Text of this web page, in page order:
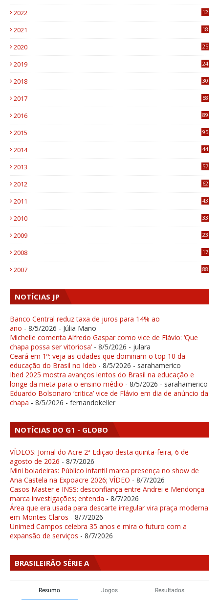
2022
12
2021
18
2020
25
2019
24
2018
30
2017
58
2016
89
2015
95
2014
44
2013
57
2012
62
2011
43
2010
33
2009
23
2008
17
2007 88
NOTÍCIAS JP
Banco Central reduz taxa de juros para 14% ao
ano - 8/5/2026 - Júlia Mano
Michelle comenta Alfredo Gaspar como vice de Flávio: ‘Que
chapa possa ser vitoriosa’ - 8/5/2026 - julara
Ceará em 1º: veja as cidades que dominam o top 10 da
educação do Brasil no Ideb - 8/5/2026 - sarahamerico
Ibed 2025 mostra avanços lentos do Brasil na educação e
longe da meta para o ensino médio - 8/5/2026 - sarahamerico
Eduardo Bolsonaro ‘critica’ vice de Flávio em dia de anúncio da
chapa - 8/5/2026 - fernandokeller
NOTÍCIAS DO G1 - GLOBO
VÍDEOS: Jornal do Acre 2ª Edição desta quinta-feira, 6 de
agosto de 2026 - 8/7/2026
Mini boiadeiras: Público infantil marca presença no show de
Ana Castela na Expoacre 2026; VÍDEO - 8/7/2026
Casos Master e INSS: desconfiança entre Andrei e Mendonça
marca investigações; entenda - 8/7/2026
Área que era usada para descarte irregular vira praça moderna
em Montes Claros - 8/7/2026
Unimed Campos celebra 35 anos e mira o futuro com a
expansão de serviços - 8/7/2026
BRASILEIRÃO SÉRIE A
Resumo Jogos Resultados